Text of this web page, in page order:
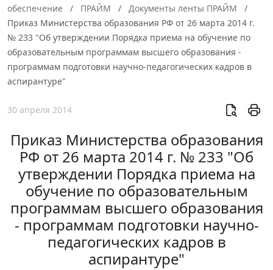
обеспечение
ПРАЙМ
Документы ленты ПРАЙМ
Приказ Министерства образования РФ от 26 марта 2014 г.
№ 233 "Об утверждении Порядка приема на обучение по
образовательным программам высшего образования -
программам подготовки научно-педагогических кадров в
аспирантуре"
30 апреля 2014
Приказ Министерства образования
РФ от 26 марта 2014 г. № 233 "Об
утверждении Порядка приема на
обучение по образовательным
программам высшего образования
- программам подготовки научно-
педагогических кадров в
аспирантуре"